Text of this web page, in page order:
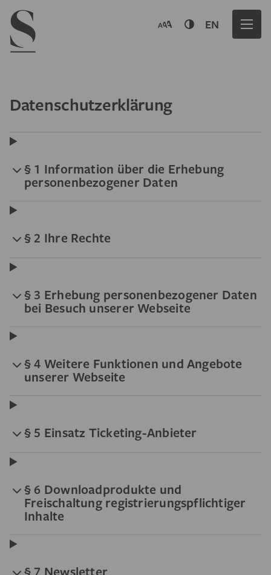
Navigation menu
EN
Datenschutzerklärung
§ 1 Information über die Erhebung
personenbezogener Daten
§ 2 Ihre Rechte
§ 3 Erhebung personenbezogener Daten
bei Besuch unserer Webseite
§ 4 Weitere Funktionen und Angebote
unserer Webseite
§ 5 Einsatz Ticketing-Anbieter
§ 6 Downloadprodukte und
Freischaltung registrierungspflichtiger
Inhalte
§ 7 Newsletter